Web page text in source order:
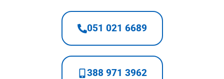
051 021 6689
388 971 3962